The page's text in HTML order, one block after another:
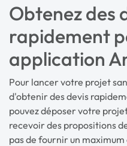
Obtenez des
rapidement
application
Pour lancer votre projet
d'obtenir des devis
pouvez déposer votre
recevoir des propositions
pas de fournir un